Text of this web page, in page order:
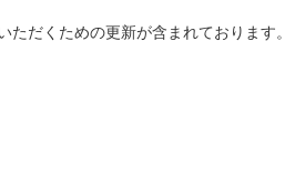
ただくための更新が含まれております。